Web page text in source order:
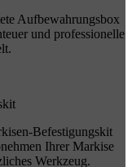
Aufbewahrungsbox
und professionelle
Befestigungskit
Ihrer Markise
Werkzeug.